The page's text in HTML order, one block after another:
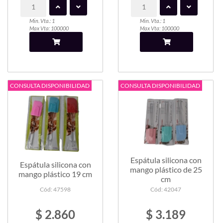
Min. Vta.: 1
Max Vta: 100000
Min. Vta.: 1
Max Vta: 100000
CONSULTA DISPONIBILIDAD
Espátula silicona con
mango plástico 19 cm
Cód: 47598
$ 2.860
CONSULTA DISPONIBILIDAD
Espátula silicona con
mango plástico de 25
cm
Cód: 42047
$ 3.189